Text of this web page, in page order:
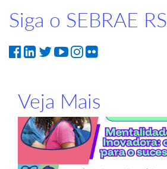
Siga o SEBRAE RS
Veja Mais